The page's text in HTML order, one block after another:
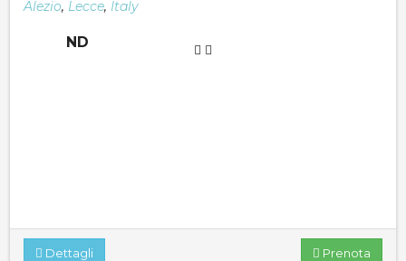
Alezio, Lecce, Italy
ND
Prenota
Dettagli